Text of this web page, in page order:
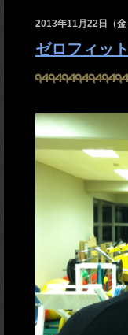
2013年11月22日（金
ゼロフィッ